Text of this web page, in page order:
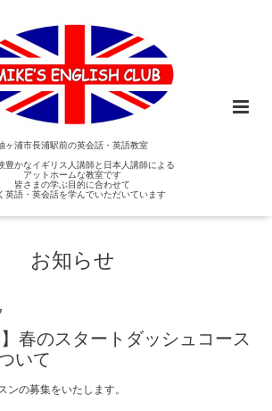
ヶ浦市長浦駅前の英会話・英語教室
豊かなイギリス人講師と日本人講師による
アットホームな教室です
皆さまの学ぶ目的に合わせて
英語・英会話を学んでいただいています
お知らせ
】春のスタートダッシュコース
いて
ンの募集をいたします。